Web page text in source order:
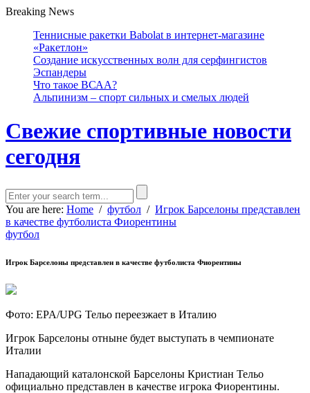
Breaking News
Теннисные ракетки Babolat в интернет-магазине
«Ракетлон»
Создание искусственных волн для серфингистов
Эспандеры
Что такое ВСАА?
Альпинизм – спорт сильных и смелых людей
Свежие спортивные новости
сегодня
You are here: Home / футбол / Игрок Барселоны представлен
в качестве футболиста Фиорентины
футбол
Игрок Барселоны представлен в качестве футболиста Фиорентины
Фото: EPA/UPG Тельо переезжает в Италию
Игрок Барселоны отныне будет выступать в чемпионате
Италии
Нападающий каталонской Барселоны Кристиан Тельо
официально представлен в качестве игрока Фиорентины.